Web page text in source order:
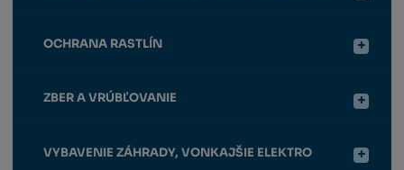
OCHRANA RASTLÍN
ZBER A VRÚBĽOVANIE
VYBAVENIE ZÁHRADY, VONKAJŠIE ELEKTRO